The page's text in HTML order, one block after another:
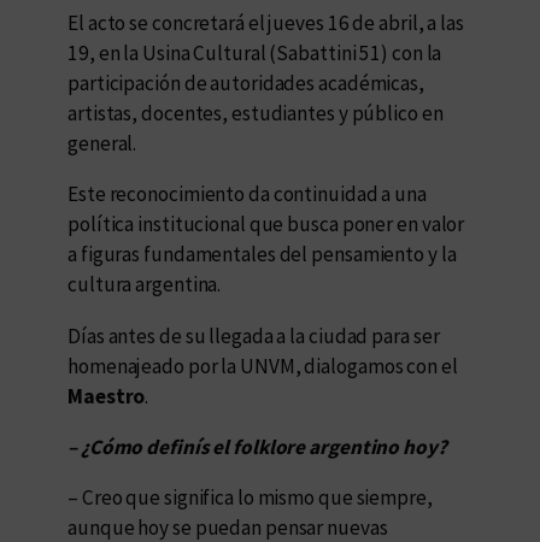
El acto se concretará el jueves 16 de abril, a las
19, en la Usina Cultural (Sabattini 51) con la
participación de autoridades académicas,
artistas, docentes, estudiantes y público en
general.
Este reconocimiento da continuidad a una
política institucional que busca poner en valor
a figuras fundamentales del pensamiento y la
cultura argentina.
Días antes de su llegada a la ciudad para ser
homenajeado por la UNVM, dialogamos con el
Maestro.
– ¿Cómo definís el folklore argentino hoy?
– Creo que significa lo mismo que siempre,
aunque hoy se puedan pensar nuevas